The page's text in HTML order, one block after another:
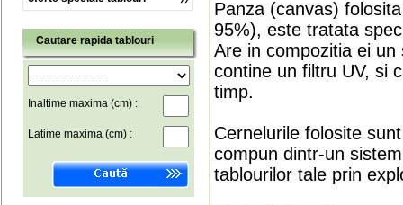
Cautare rapida tablouri
Inaltime maxima (cm) :
Latime maxima (cm) :
Panza (canvas)
95%), este tratata
Are in compozitia ei
contine un filtru UV, si
timp.
Cernelurile folosite
compun dintr-un
tablourilor tale prin